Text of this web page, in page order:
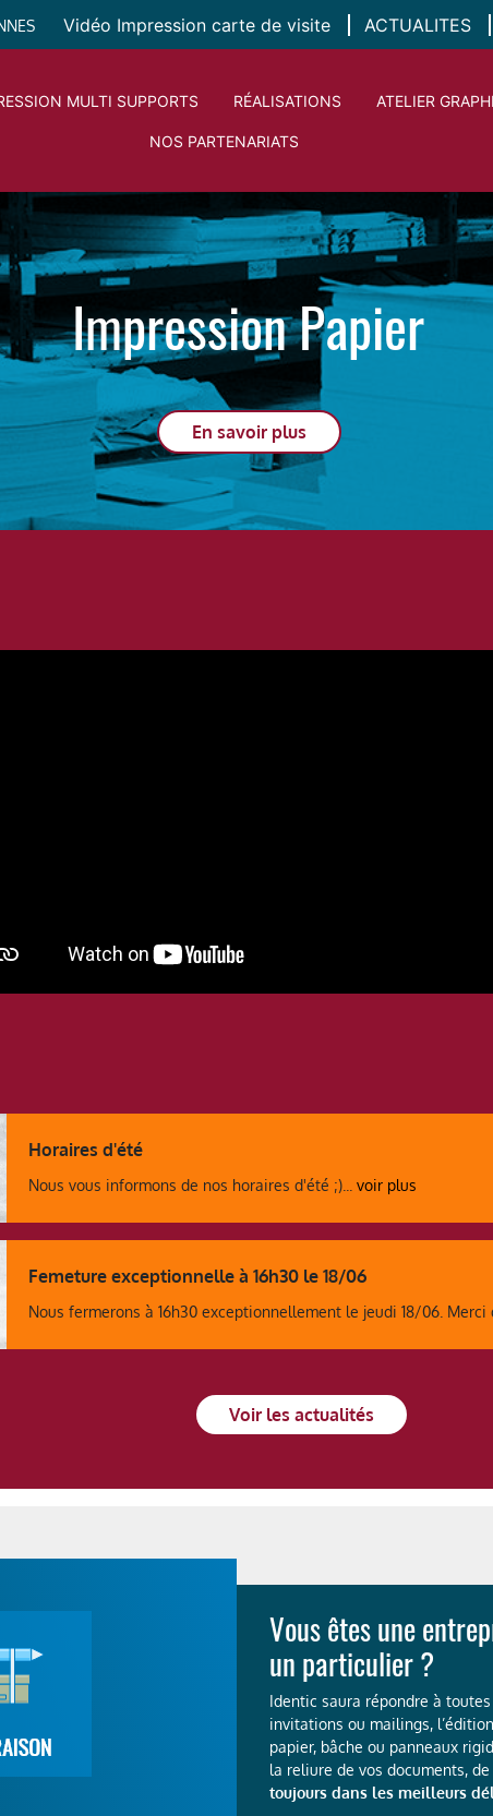
Vidéo Impression carte de visite ACTUALITES
MULTI SUPPORTS RÉALISATIONS ATELIER
NOS PARTENARIATS
Multi-
En savoir plus
Horaires d'été
Nous vous informons de nos horaires d'été ;)... voir plus
Femeture exceptionnelle à 16h30 le 18/06
Nous fermerons à 16h30 exceptionnellement le jeudi 18/06. Merci
Voir les actualités
Vous êtes une
un particulier ?
Identic saura répondre à
invitations ou mailings,
papier, bâche ou panneaux
la reliure de vos documents,
toujours dans les meilleurs